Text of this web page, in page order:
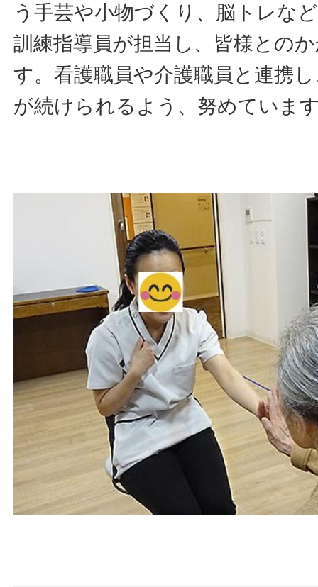
う手芸や小物づくり、脳トレな
訓練指導員が担当し、皆様との
す。看護職員や介護職員と連携
が続けられるよう、努めていま